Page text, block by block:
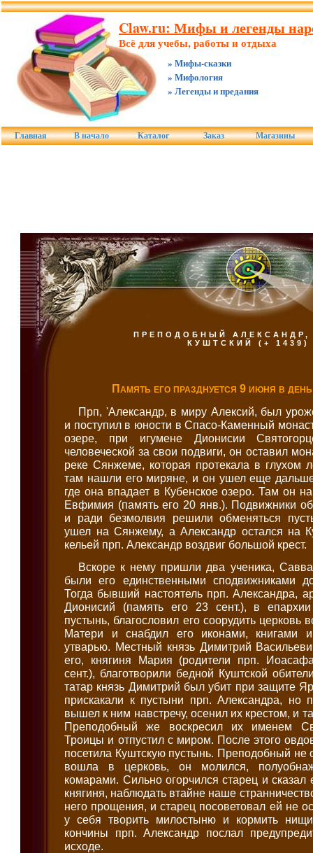
Claw.ru: Мифы и легенды
Всё для учебы, работы и отдыха
» Мифы-сказки
» Мифология
» Легенды и предания
Главная В начало Каталог Заказ Магазины
ПРЕПОДОБНЫЙ АЛЕКСАНДР,
КУШТСКИЙ (+ 1439)
Память его празднуется 9 июня в
Прп, 'Александр, в миру Алексий, был
и поступил в юности в Спасо-Каменный
озере, при игумене Дионисии
человеческой за свои подвиги, он оставил
реке Сянжеме, которая протекала в глухом
там нашли его миряне, и он ушел еще
где она впадает в Кубенское озеро. Там он
Евфимия (память его 20 янв.). Подвижники
и ради безмолвия решили обменяться
ушел на Сянжему, а Александр остался на
кельей прп. Александр воздвиг большой крест.
Вскоре к нему пришли два ученика,
были его единственными сподвижниками
Тогда бывший настоятель прп. Александра,
Дионисий (память его 23 сент.), в епархии
пустынь, благословил его соорудить
Матери и снабдил его иконами, книгами
утварью. Местный князь Димитрий
его, княгиня Мария (родители прп.
сент.), благотворили бедной Куштской
татар князь Димитрий был убит при защите
прискакали к пустыни прп. Александра, но
вышел к ним навстречу, осенил их крестом, и
Преподобный же воскресил их именем
Троицы и отпустил с миром. После этого
посетила Куштскую пустынь. Преподобный не
вошла в церковь, он молился,
комарами. Сильно огорчился старец и сказал
княгиня, наблюдать втайне наше
него прощения, и старец посоветовал ей не
у себя творить милостыню и кормить
кончины прп. Александр послал
исходе.